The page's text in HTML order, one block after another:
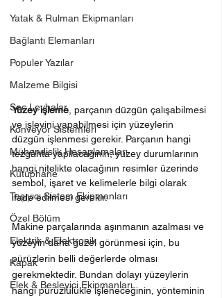
Yatak & Rulman Ekipmanları
Bağlantı Elemanları
Populer Yazılar
Malzeme Bilgisi
Sac Levhalar
Konveyör Sistemleri
Mühendislik Hesaplamaları
Kütüphane
Taşıyıcı Sistem Ekipmanları
Özel Bölüm
Elektrik & Elektronik
Kapak
Elek & Besleyici Ekipmanları
Yüzey işleme , parçanın düzgün çalışabilmesi
ve işlevini yapabilmesi için yüzeylerin
düzgün işlenmesi gerekir. Parçanın hangi
tezgâhta yapılacağının, yüzey durumlarının
hangi nitelikte olacağının resimler üzerinde
sembol, işaret ve kelimelerle bilgi olarak
ifade edilmesi gerekir.
Makine parçalarında aşınmanın azalması ve
yüzeyin daha güzel görünmesi için, bu
pürüzlerin belli değerlerde olması
gerekmektedir. Bundan dolayı yüzeylerin
hangi pürüzlülükle işleneceğinin, yönteminin